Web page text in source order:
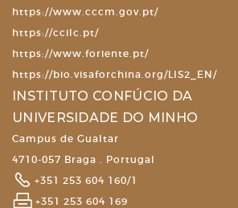
https://www.cccm.gov.pt/
https://ccilc.pt/
https://www.foriente.pt/
https://bio.visaforchina.org/LIS2_EN/
INSTITUTO CONFÚCIO DA
UNIVERSIDADE DO MINHO
Campus de Gualtar
4710-057 Braga . Portugal
+351 253 604 160/1
+351 253 604 169